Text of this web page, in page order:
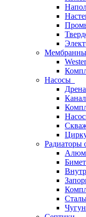
Wester
Насосы
Радиаторы